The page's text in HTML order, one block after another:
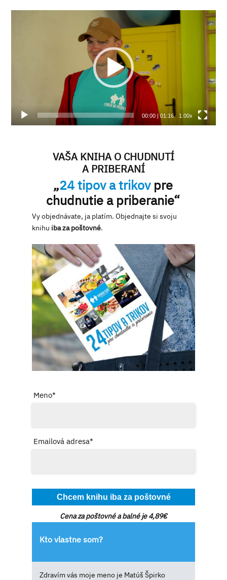
00:00|01:16 1.00x
VAŠA KNIHA O CHUDNUTÍ
A PRIBERANÍ
„24 tipov a trikovpre
chudnutie a priberanie“
Vy objednávate, ja platím. Objednajte si svoju
knihu iba za poštovné.
Meno*
Emailová adresa*
Chcem knihu iba za poštovné
Cena za poštovné a balné je 4,89€
Kto vlastne som?
Zdravím vás moje meno je Matúš Špirko